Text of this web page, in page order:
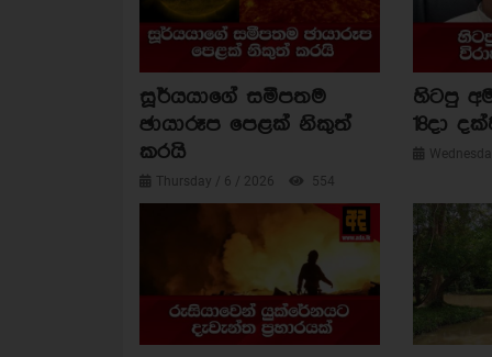
සූර්යයාගේ සමීපතම
ඡායාරූප පෙළක් නිකුත්
කරයි
Thursday / 6 / 2026 554
හිටපු
18දා